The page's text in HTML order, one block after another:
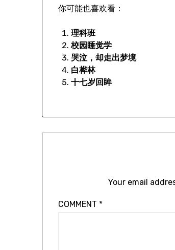
你可能也喜欢看：
理科班
校园睡觉学
哭泣，却走出梦境
白桦林
十七岁回眸
Your email
COMMENT *